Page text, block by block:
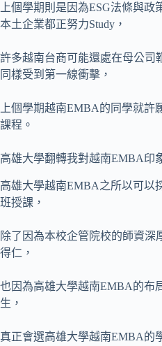
上個學期則是因為ESG法條與
本土企業都正努力Study，
許多越南台商可能還處在母公司
同樣受到第一線衝擊，
上個學期越南EMBA的同學就許
課程。
高雄大學翻轉我對越南EMBA印
高雄大學越南EMBA之所以可以
班授課，
除了因為本校企管院校的師資深
得仁，
也因為高雄大學越南EMBA的布
生，
真正會選高雄大學越南EMBA的